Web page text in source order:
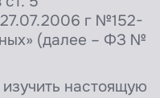
г №152-
(далее – ФЗ №
настоящую